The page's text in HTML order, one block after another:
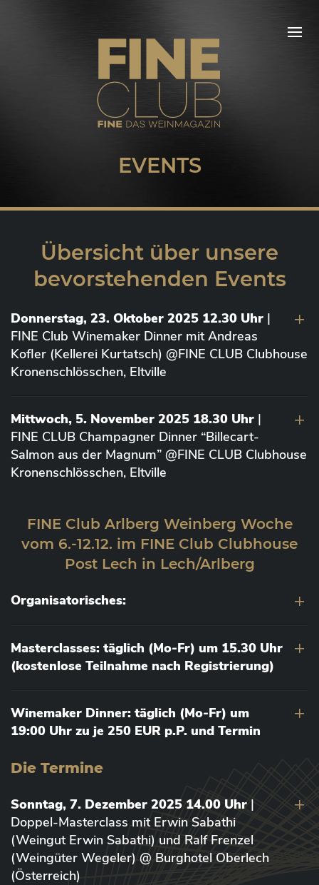
EVENTS
Übersicht über unsere
bevorstehenden Events
Donnerstag, 23. Oktober 2025 12.30 Uhr |
FINE Club Winemaker Dinner mit Andreas
Kofler (Kellerei Kurtatsch) @FINE CLUB Clubhouse
Kronenschlösschen, Eltville
Mittwoch, 5. November 2025 18.30 Uhr |
FINE CLUB Champagner Dinner “Billecart-
Salmon aus der Magnum” @FINE CLUB Clubhouse
Kronenschlösschen, Eltville
FINE Club Arlberg Weinberg Woche
vom 6.-12.12. im FINE Club Clubhouse
Post Lech in Lech/Arlberg
Organisatorisches:
Masterclasses: täglich (Mo-Fr) um 15.30 Uhr
(kostenlose Teilnahme nach Registrierung)
Winemaker Dinner: täglich (Mo-Fr) um
19:00 Uhr zu je 250 EUR p.P. und Termin
Die Termine
Sonntag, 7. Dezember 2025 14.00 Uhr |
Doppel-Masterclass mit Erwin Sabathi
(Weingut Erwin Sabathi) und Ralf Frenzel
(Weingüter Wegeler) @ Burghotel Oberlech
(Österreich)